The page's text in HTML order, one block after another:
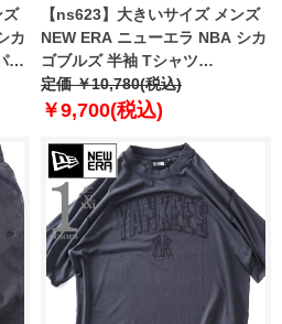
ズ
カ
ン
直
【ns623】大きいサイズ メンズ
NEW ERA ニューエラ NBA シカ
ゴブルズ 半袖 Tシャツ
CHICAGO BULLS NBA BLACK
OVERSIZED T-SHIRT USA直輸
定価 ￥10,780(税込)
￥9,700(税込)